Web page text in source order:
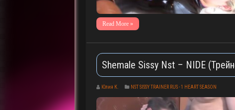
Read More »
Shemale Sissy Nst – NIDE
Юлия К. NST SISSY TRAINER RUS - 1 HEART SEASON